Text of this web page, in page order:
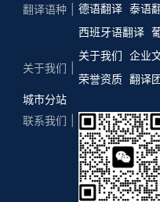
翻译语种
德语翻译 泰语
西班牙语翻译
关于我们
关于我们 企业
荣誉资质 翻译
城市分站
联系我们